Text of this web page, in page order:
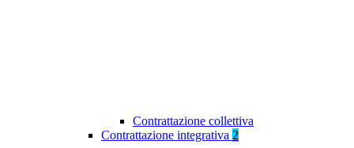
Contrattazione collettiva
Contrattazione integrativa 2